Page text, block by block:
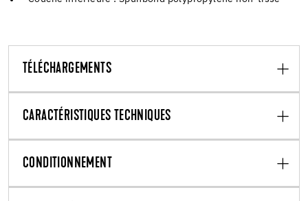
TÉLÉCHARGEMENTS
CARACTÉRISTIQUES TECHNIQUES
CONDITIONNEMENT